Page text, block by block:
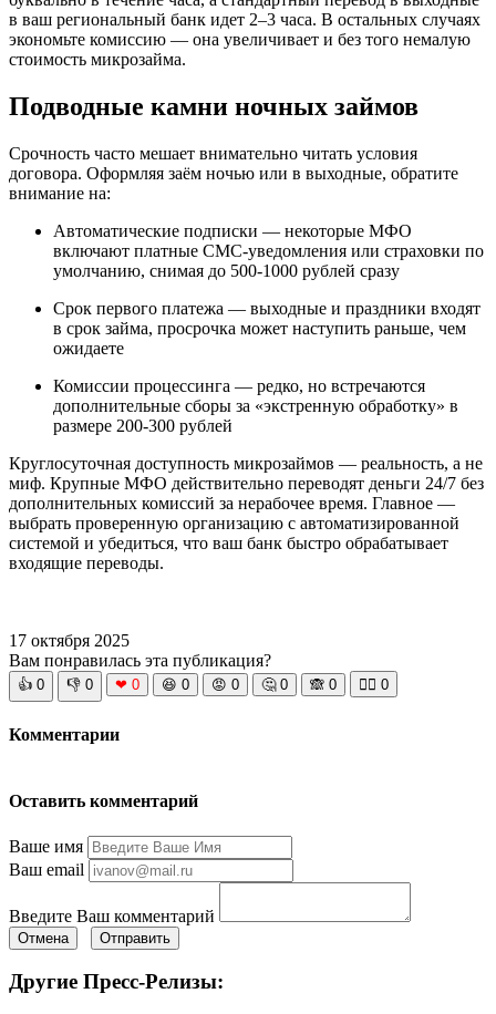
в ваш региональный банк идет 2–3 часа. В остальных случаях
экономьте комиссию — она увеличивает и без того немалую
стоимость микрозайма.
Подводные камни ночных займов
Срочность часто мешает внимательно читать условия
договора. Оформляя заём ночью или в выходные, обратите
внимание на:
Автоматические подписки — некоторые МФО
включают платные СМС-уведомления или страховки по
умолчанию, снимая до 500-1000 рублей сразу
Срок первого платежа — выходные и праздники входят
в срок займа, просрочка может наступить раньше, чем
ожидаете
Комиссии процессинга — редко, но встречаются
дополнительные сборы за «экстренную обработку» в
размере 200-300 рублей
Круглосуточная доступность микрозаймов — реальность, а не
миф. Крупные МФО действительно переводят деньги 24/7 без
дополнительных комиссий за нерабочее время. Главное —
выбрать проверенную организацию с автоматизированной
системой и убедиться, что ваш банк быстро обрабатывает
входящие переводы.
17 октября 2025
Вам понравилась эта публикация?
👍 0 👎 0 ❤ 0 😆 0 😡 0 🤔 0 🙈 0 🧘‍♀️ 0
Комментарии
Оставить комментарий
Ваше имя
Ваш email
Введите Ваш комментарий
Отмена Отправить
Другие Пресс-Релизы: